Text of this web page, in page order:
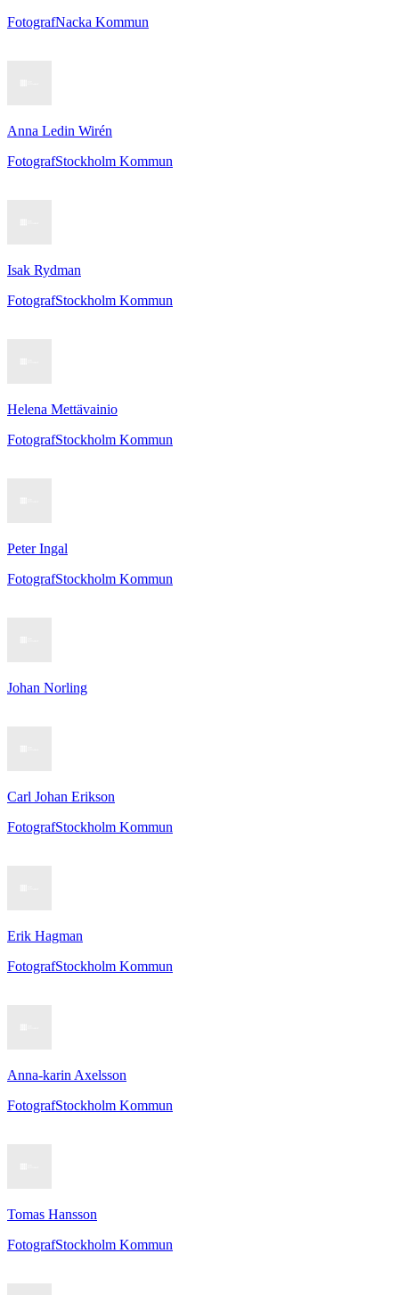
FotografNacka Kommun
Anna Ledin Wirén
FotografStockholm Kommun
Isak Rydman
FotografStockholm Kommun
Helena Mettävainio
FotografStockholm Kommun
Peter Ingal
FotografStockholm Kommun
Johan Norling
Carl Johan Erikson
FotografStockholm Kommun
Erik Hagman
FotografStockholm Kommun
Anna-karin Axelsson
FotografStockholm Kommun
Tomas Hansson
FotografStockholm Kommun